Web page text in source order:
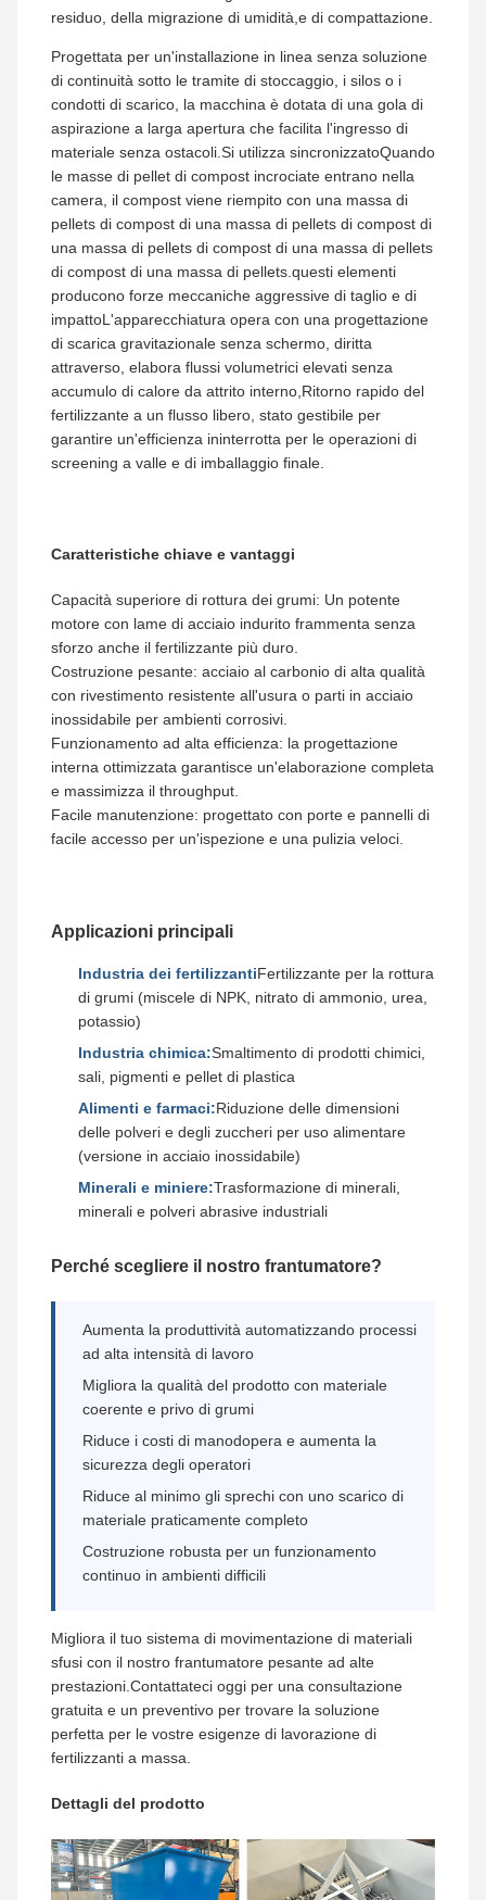
residuo, della migrazione di umidità,e di compattazione.
Progettata per un'installazione in linea senza soluzione
di continuità sotto le tramite di stoccaggio, i silos o i
condotti di scarico, la macchina è dotata di una gola di
aspirazione a larga apertura che facilita l'ingresso di
materiale senza ostacoli.Si utilizza sincronizzatoQuando
le masse di pellet di compost incrociate entrano nella
camera, il compost viene riempito con una massa di
pellets di compost di una massa di pellets di compost di
una massa di pellets di compost di una massa di pellets
di compost di una massa di pellets.questi elementi
producono forze meccaniche aggressive di taglio e di
impattoL'apparecchiatura opera con una progettazione
di scarica gravitazionale senza schermo, diritta
attraverso, elabora flussi volumetrici elevati senza
accumulo di calore da attrito interno,Ritorno rapido del
fertilizzante a un flusso libero, stato gestibile per
garantire un'efficienza ininterrotta per le operazioni di
screening a valle e di imballaggio finale.
Caratteristiche chiave e vantaggi
Capacità superiore di rottura dei grumi: Un potente
motore con lame di acciaio indurito frammenta senza
sforzo anche il fertilizzante più duro.
Costruzione pesante: acciaio al carbonio di alta qualità
con rivestimento resistente all'usura o parti in acciaio
inossidabile per ambienti corrosivi.
Funzionamento ad alta efficienza: la progettazione
interna ottimizzata garantisce un'elaborazione completa
e massimizza il throughput.
Facile manutenzione: progettato con porte e pannelli di
facile accesso per un'ispezione e una pulizia veloci.
Applicazioni principali
Industria dei fertilizzantiFertilizzante per la rottura
di grumi (miscele di NPK, nitrato di ammonio, urea,
potassio)
Industria chimica:Smaltimento di prodotti chimici,
sali, pigmenti e pellet di plastica
Alimenti e farmaci:Riduzione delle dimensioni
delle polveri e degli zuccheri per uso alimentare
(versione in acciaio inossidabile)
Minerali e miniere:Trasformazione di minerali,
minerali e polveri abrasive industriali
Perché scegliere il nostro frantumatore?
Aumenta la produttività automatizzando processi
ad alta intensità di lavoro
Migliora la qualità del prodotto con materiale
coerente e privo di grumi
Riduce i costi di manodopera e aumenta la
sicurezza degli operatori
Riduce al minimo gli sprechi con uno scarico di
materiale praticamente completo
Costruzione robusta per un funzionamento
continuo in ambienti difficili
Migliora il tuo sistema di movimentazione di materiali
sfusi con il nostro frantumatore pesante ad alte
prestazioni.Contattateci oggi per una consultazione
gratuita e un preventivo per trovare la soluzione
perfetta per le vostre esigenze di lavorazione di
fertilizzanti a massa.
Dettagli del prodotto